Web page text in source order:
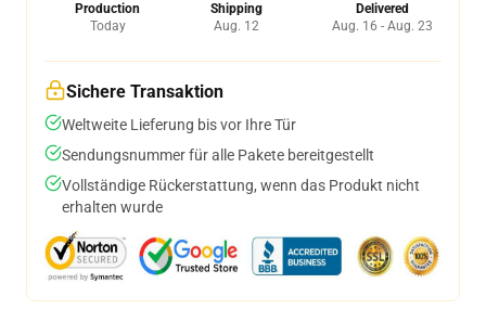
Production
Today
Shipping
Aug. 12
Delivered
Aug. 16 - Aug. 23
Sichere Transaktion
Weltweite Lieferung bis vor Ihre Tür
Sendungsnummer für alle Pakete bereitgestellt
Vollständige Rückerstattung, wenn das Produkt nicht
erhalten wurde